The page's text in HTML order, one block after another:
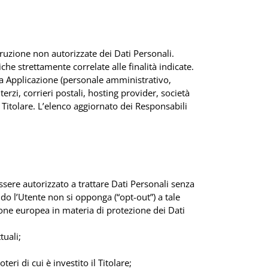
non autorizzate dei Dati Personali.
strettamente correlate alle finalità indicate.
Applicazione (personale amministrativo,
corrieri postali, hosting provider, società
L’elenco aggiornato dei Responsabili
autorizzato a trattare Dati Personali senza
l’Utente non si opponga (“opt-out”) a tale
europea in materia di protezione dei Dati
di cui è investito il Titolare;